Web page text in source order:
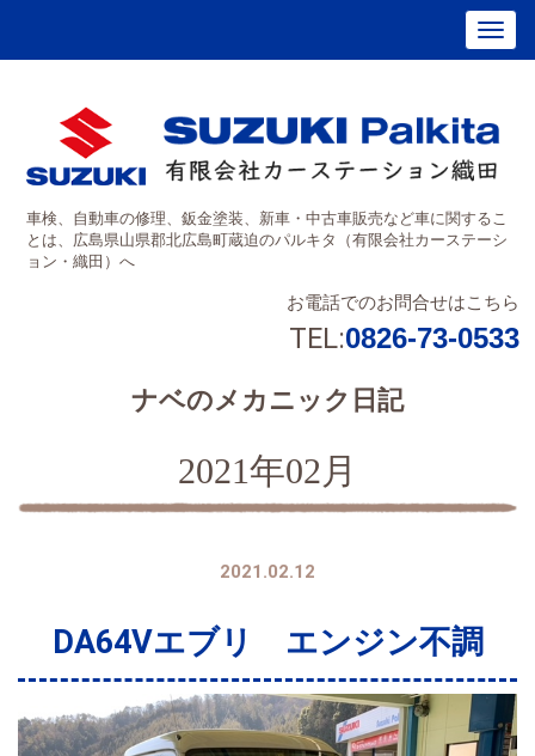
車検、自動車の修理、鈑金塗装、新車・中古車販売など車に関するこ
とは、広島県山県郡北広島町蔵迫のパルキタ（有限会社カーステーシ
ョン・織田）へ
お電話でのお問合せはこちら
TEL:0826-73-0533
ナベのメカニック日記
2021年02月
2021.02.12
DA64Vエブリ エンジン不調